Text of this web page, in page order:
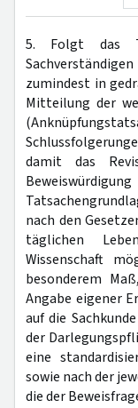
5. Folgt das
zumindest in
Mitteilung der
damit das
nach den
täglichen
Wissenschaft
besonderem
Angabe eigener
auf die
der
eine
sowie nach der
die der